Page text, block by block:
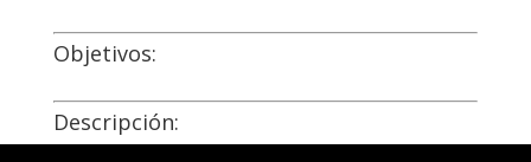
Objetivos:
Descripción: